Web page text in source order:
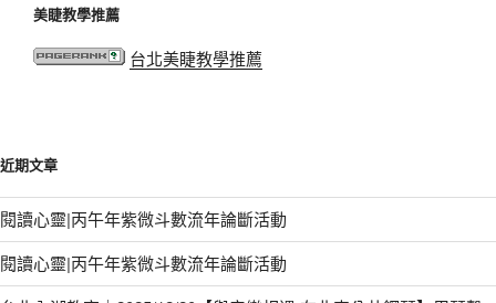
美睫教學推薦
台北美睫教學推薦
近期文章
閱讀心靈|丙午年紫微斗數流年論斷活動
閱讀心靈|丙午年紫微斗數流年論斷活動